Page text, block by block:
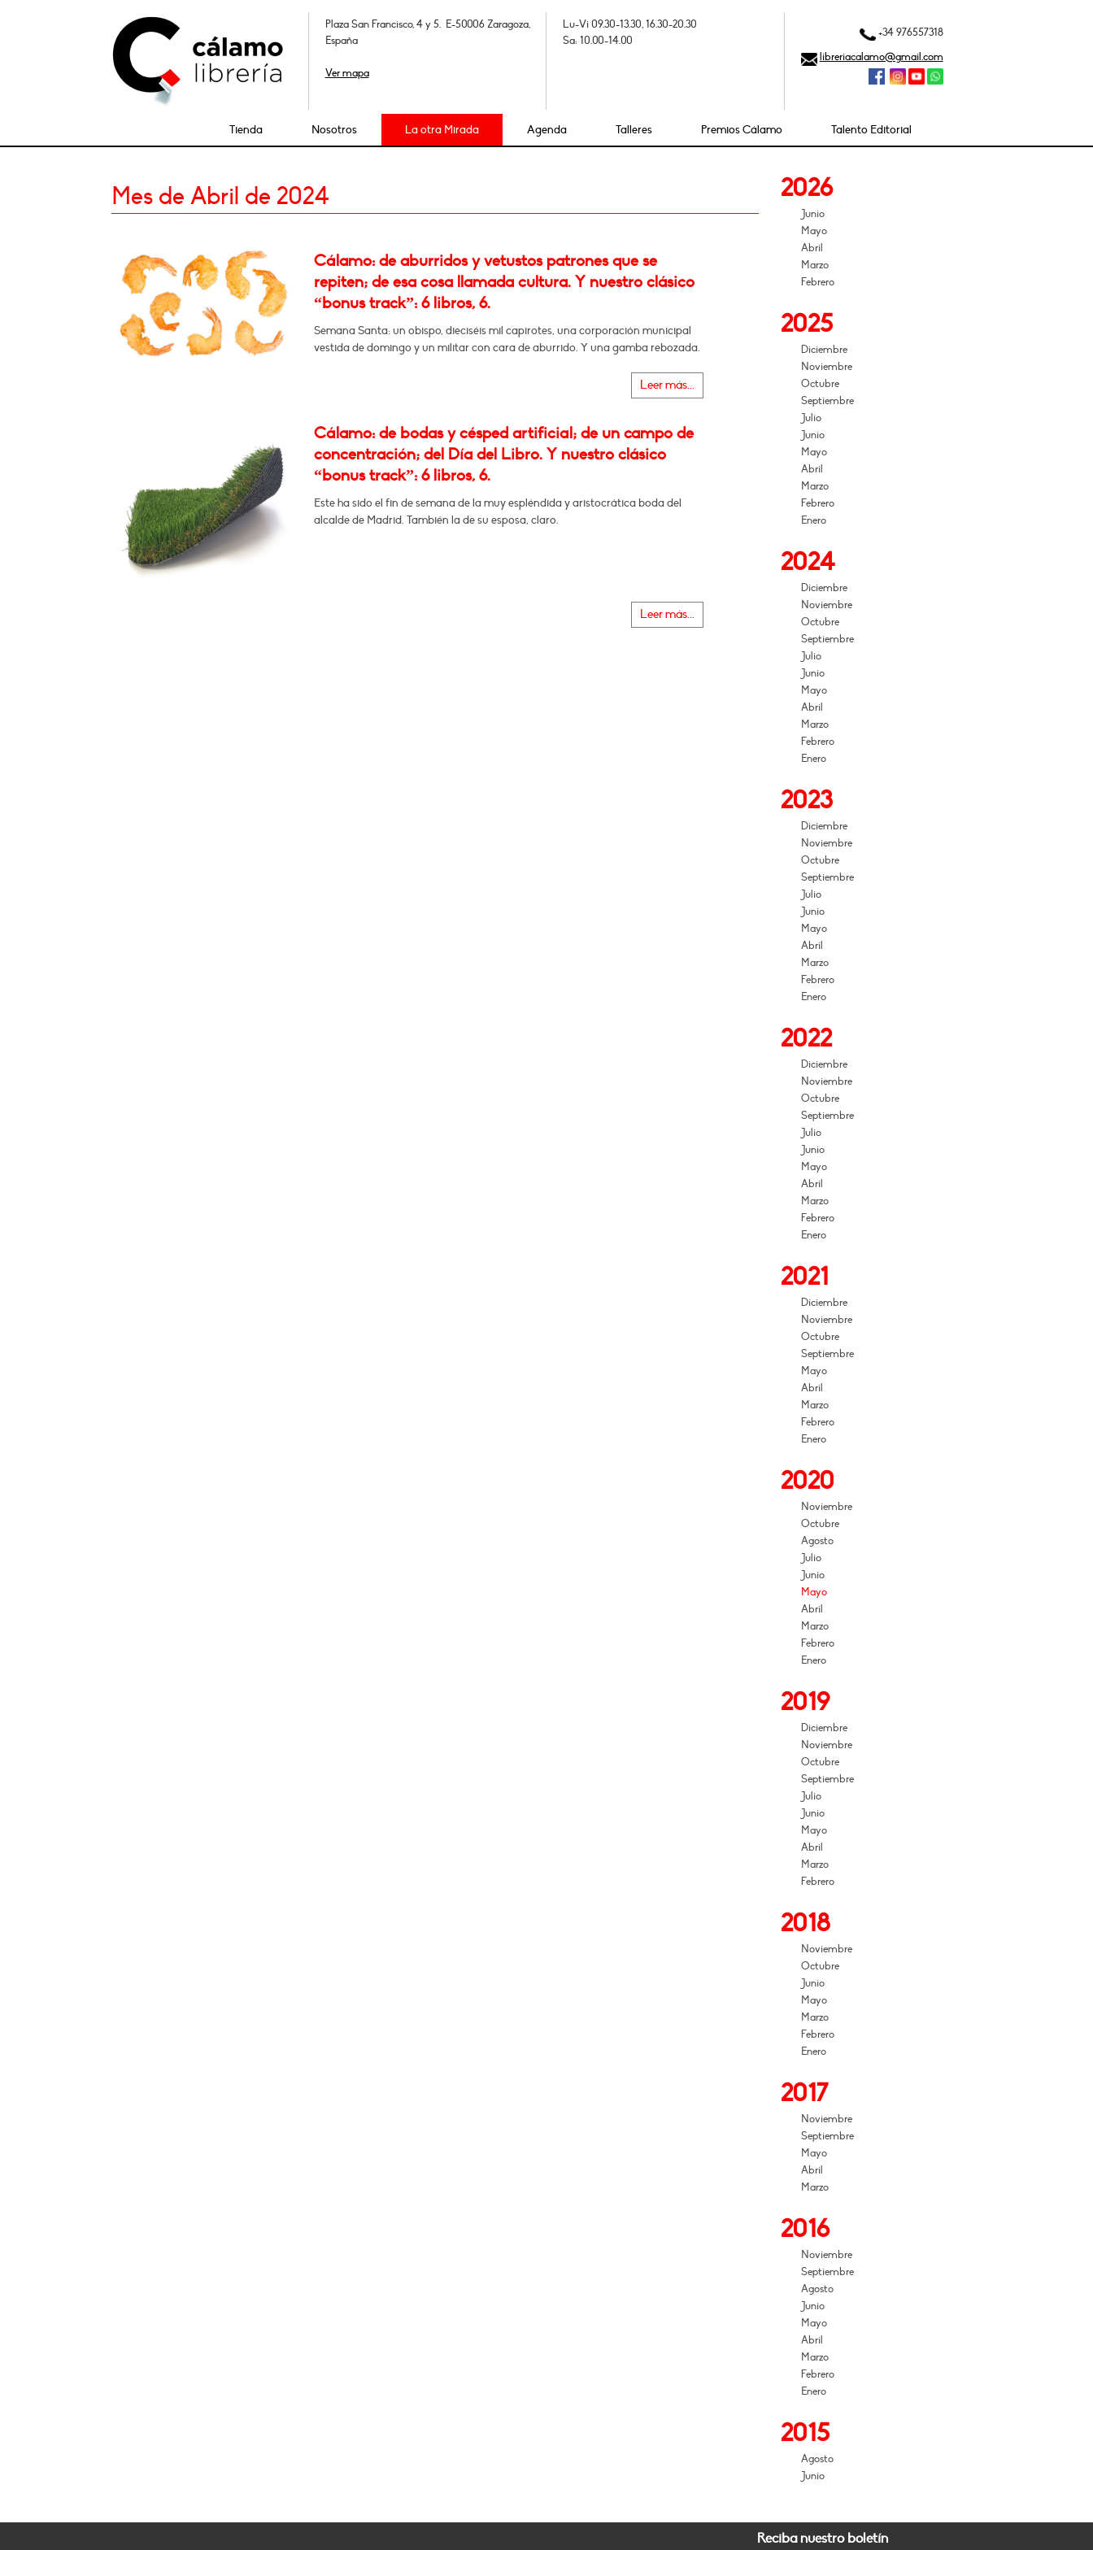
Plaza San Francisco, 4 y 5. E-50006 Zaragoza,
España
Ver mapa
Lu-Vi 09.30-13.30, 16.30-20.30
Sa: 10.00-14.00
+34 976557318
libreriacalamo@gmail.com
Tienda Nosotros La otra Mirada Agenda Talleres Premios Cálamo Talento Editorial
Mes de Abril de 2024
Cálamo: de aburridos y vetustos patrones que se
repiten; de esa cosa llamada cultura. Y nuestro clásico
“bonus track”: 6 libros, 6.
Semana Santa: un obispo, dieciséis mil capirotes, una corporación municipal
vestida de domingo y un militar con cara de aburrido. Y una gamba rebozada.
Leer más...
Cálamo: de bodas y césped artificial; de un campo de
concentración; del Día del Libro. Y nuestro clásico
“bonus track”: 6 libros, 6.
Este ha sido el fin de semana de la muy espléndida y aristocrática boda del
alcalde de Madrid. También la de su esposa, claro.
Leer más...
2026
Junio
Mayo
Abril
Marzo
Febrero
2025
Diciembre
Noviembre
Octubre
Septiembre
Julio
Junio
Mayo
Abril
Marzo
Febrero
Enero
2024
Diciembre
Noviembre
Octubre
Septiembre
Julio
Junio
Mayo
Abril
Marzo
Febrero
Enero
2023
Diciembre
Noviembre
Octubre
Septiembre
Julio
Junio
Mayo
Abril
Marzo
Febrero
Enero
2022
Diciembre
Noviembre
Octubre
Septiembre
Julio
Junio
Mayo
Abril
Marzo
Febrero
Enero
2021
Diciembre
Noviembre
Octubre
Septiembre
Mayo
Abril
Marzo
Febrero
Enero
2020
Noviembre
Octubre
Agosto
Julio
Junio
Mayo
Abril
Marzo
Febrero
Enero
2019
Diciembre
Noviembre
Octubre
Septiembre
Julio
Junio
Mayo
Abril
Marzo
Febrero
2018
Noviembre
Octubre
Junio
Mayo
Marzo
Febrero
Enero
2017
Noviembre
Septiembre
Mayo
Abril
Marzo
2016
Noviembre
Septiembre
Agosto
Junio
Mayo
Abril
Marzo
Febrero
Enero
2015
Agosto
Junio
Reciba nuestro boletín